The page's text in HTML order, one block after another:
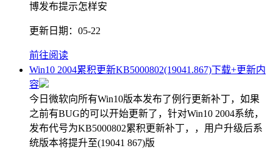
博发布提示怎样安
更新日期： 05-22
前往阅读
Win10 2004累积更新KB5000802(19041.867)下载+更新内
容
今日微软向所有Win10版本发布了例行更新补丁，如果
之前有BUG的可以开始更新了，针对Win10 2004系统，
发布代号为KB5000802累积更新补丁，，用户升级后系
统版本将提升至(19041 867)版